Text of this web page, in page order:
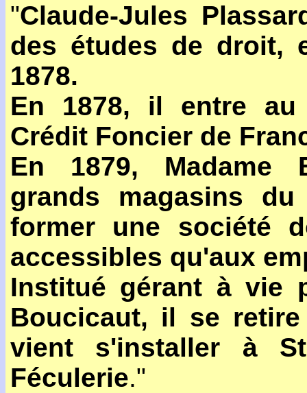
"Claude-Jules
des études de droit,
1878.
En 1878, il entre au
Crédit Foncier de
En 1879, Madame
grands magasins
former une société
accessibles qu'aux
Institué gérant à vie
Boucicaut, il se
vient s'installer à
Féculerie."